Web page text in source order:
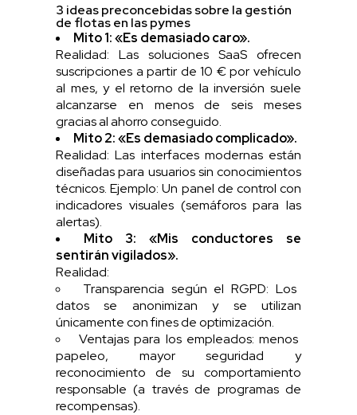
3 ideas preconcebidas sobre la gestión
de flotas en las pymes
Mito 1: «Es demasiado caro».
Realidad: Las soluciones SaaS ofrecen
suscripciones a partir de 10 € por vehículo
al mes, y el retorno de la inversión suele
alcanzarse en menos de seis meses
gracias al ahorro conseguido.
Mito 2: «Es demasiado complicado».
Realidad: Las interfaces modernas están
diseñadas para usuarios sin conocimientos
técnicos. Ejemplo: Un panel de control con
indicadores visuales (semáforos para las
alertas).
Mito 3: «Mis conductores se
sentirán vigilados».
Realidad:
Transparencia según el RGPD: Los
datos se anonimizan y se utilizan
únicamente con fines de optimización.
Ventajas para los empleados: menos
papeleo, mayor seguridad y
reconocimiento de su comportamiento
responsable (a través de programas de
recompensas).